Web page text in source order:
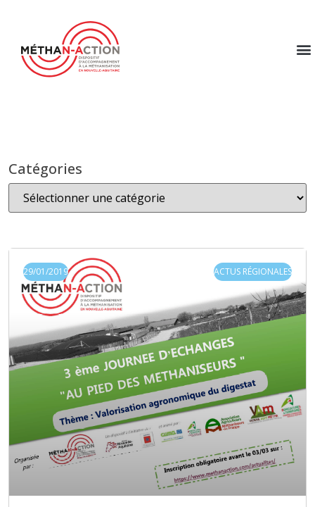
Catégories
29/01/2019 ACTUS RÉGIONALES